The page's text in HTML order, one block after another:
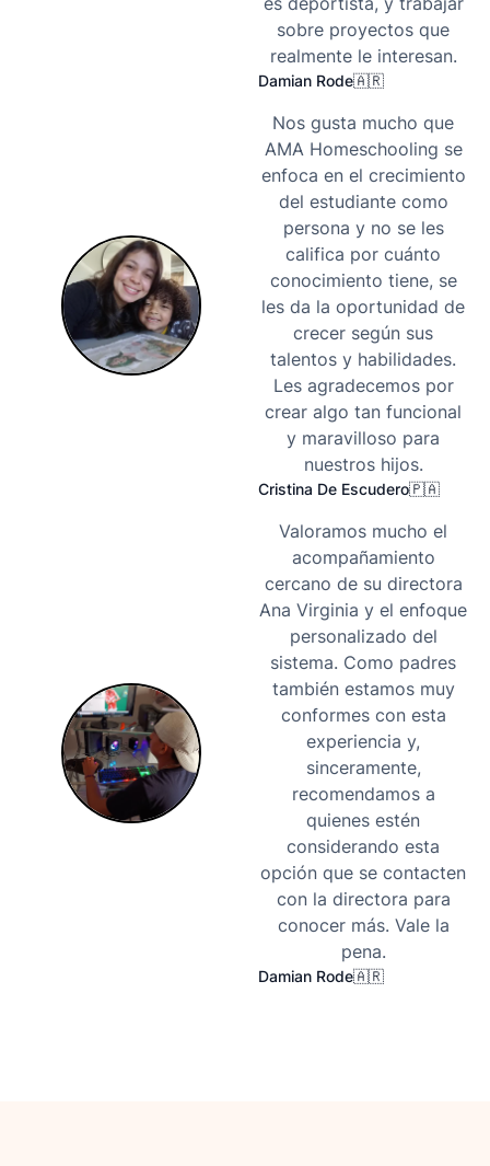
sobre proyectos que
realmente le interesan.
Damian Rode🇦🇷
Nos gusta mucho que
AMA Homeschooling se
enfoca en el crecimiento
del estudiante como
persona y no se les
califica por cuánto
conocimiento tiene, se
les da la oportunidad de
crecer según sus
talentos y habilidades.
Les agradecemos por
crear algo tan funcional
y maravilloso para
nuestros hijos.
Cristina De Escudero🇵🇦
Valoramos mucho el
acompañamiento
cercano de su directora
Ana Virginia y el enfoque
personalizado del
sistema. Como padres
también estamos muy
conformes con esta
experiencia y,
sinceramente,
recomendamos a
quienes estén
considerando esta
opción que se contacten
con la directora para
conocer más. Vale la
pena.
Damian Rode🇦🇷